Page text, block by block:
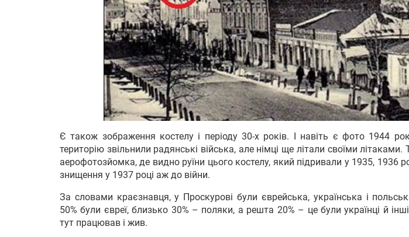
Є також зображення костелу і періоду 30-х років. І навіть є фото 1944
територію звільнили радянські війська, але німці ще літали своїми літаками.
аерофотозйомка, де видно руїни цього костелу, який підривали у 1935, 1936
знищення у 1937 році аж до війни.
За словами краєзнавця, у Проскурові були єврейська, українська і
50% були євреї, близько 30% – поляки, а решта 20% – це були українці й
тут працював і жив.